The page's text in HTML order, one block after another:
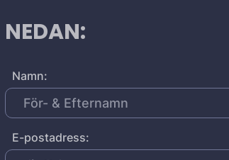
NEDAN:
Namn:
E-postadress: